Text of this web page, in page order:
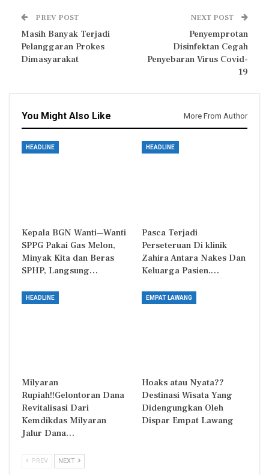
PREV POST
Masih Banyak Terjadi
Pelanggaran Prokes
Dimasyarakat
NEXT POST
Penyemprotan
Disinfektan Cegah
Penyebaran Virus Covid-
19
You Might Also Like More From Author
HEADLINE
Kepala BGN Wanti—Wanti
SPPG Pakai Gas Melon,
Minyak Kita dan Beras
SPHP, Langsung…
HEADLINE
Pasca Terjadi
Perseteruan Di klinik
Zahira Antara Nakes Dan
Keluarga Pasien.…
HEADLINE
Milyaran
Rupiah!!Gelontoran Dana
Revitalisasi Dari
Kemdikdas Milyaran
Jalur Dana…
EMPAT LAWANG
Hoaks atau Nyata??
Destinasi Wisata Yang
Didengungkan Oleh
Dispar Empat Lawang
PREV NEXT